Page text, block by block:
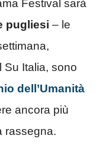
Festival sarà
pugliesi – le
Su Italia, sono
dell’Umanità
ancora più
rassegna.